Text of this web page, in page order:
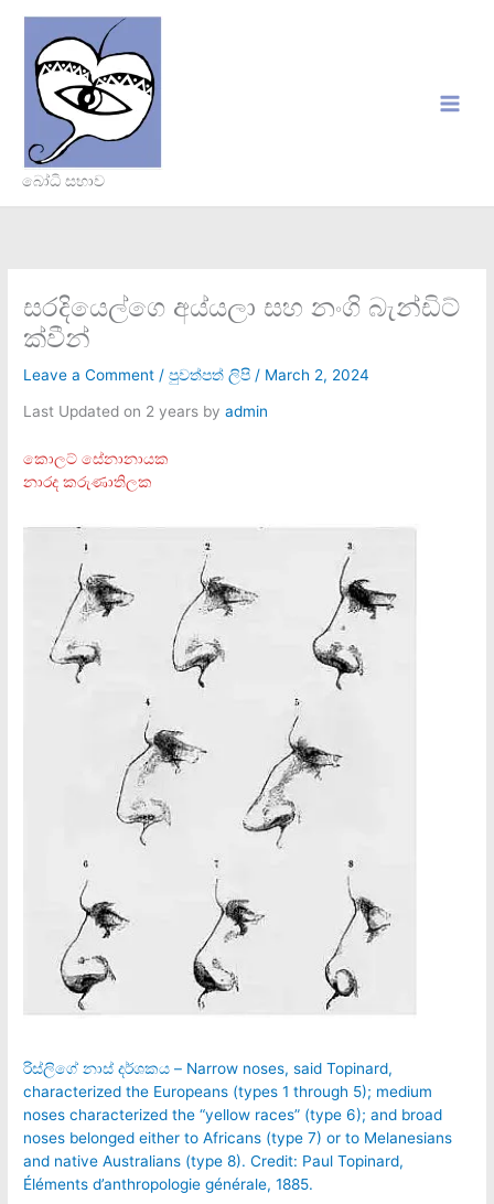
content
බෝධි සභාව
සරදියෙල්ගෙ අය්යලා සහ නංගි බැන්ඩිට්
ක්වීන්
Leave a Comment /පුවත්පත් ලිපි / March 2, 2024
Last Updated on 2 years byadmin
කොලට් සේනානායක
නාරද කරුණාතිලක
රිස්ලිගේ නාස් දර්ශකය – Narrow noses, said Topinard,
characterized the Europeans (types 1 through 5); medium
noses characterized the “yellow races” (type 6); and broad
noses belonged either to Africans (type 7) or to Melanesians
and native Australians (type 8). Credit: Paul Topinard,
Éléments d’anthropologie générale, 1885.